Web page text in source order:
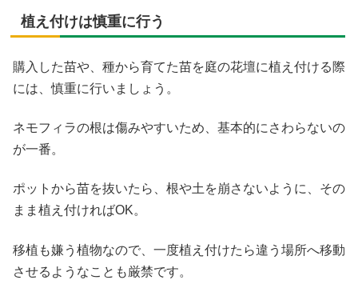
植え付けは慎重に行う
購入した苗や、種から育てた苗を庭の花壇に植え付ける際
には、慎重に行いましょう。
ネモフィラの根は傷みやすいため、基本的にさわらないの
が一番。
ポットから苗を抜いたら、根や土を崩さないように、その
まま植え付ければOK。
移植も嫌う植物なので、一度植え付けたら違う場所へ移動
させるようなことも厳禁です。